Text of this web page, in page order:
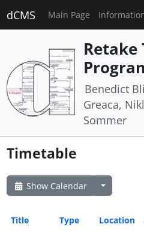
dCMS Main Page
Benedict
Greaca,
Sommer
Timetable
Show Calendar
Title Type Location